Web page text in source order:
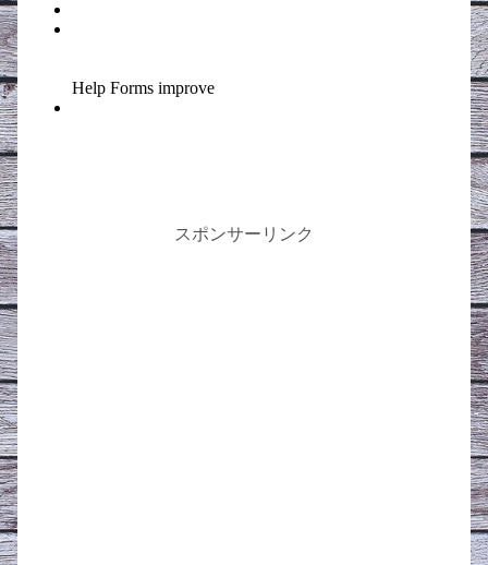
スポンサーリンク